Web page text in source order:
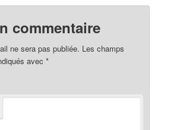
commentaire
ne sera pas publiée. Les champs
avec*